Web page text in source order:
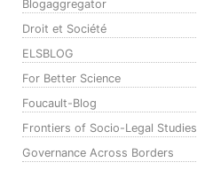
Blogaggregator
Droit et Société
ELSBLOG
For Better Science
Foucault-Blog
Frontiers of Socio-Legal Studies
Governance Across Borders